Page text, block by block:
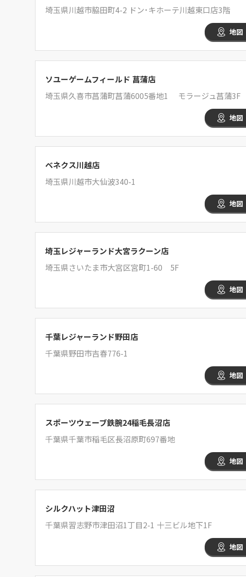
埼玉県川越市脇田町4-2 ドン･キホーテ川越東口店3階
地図
ソユーゲームフィールド 菖蒲店
埼玉県久喜市菖蒲町菖蒲6005番地1 モラージュ菖蒲3F
地図
ベネクス川越店
埼玉県川越市大仙波340-1
地図
埼玉レジャーランド大宮ラクーン店
埼玉県さいたま市大宮区宮町1-60 5F
地図
千葉レジャーランド野田店
千葉県野田市吉春776-1
地図
スポーツウェーブ鉄腕24稲毛長沼店
千葉県千葉市稲毛区長沼原町697番地
地図
シルクハット津田沼
千葉県習志野市津田沼1丁目2-1 十三ビル地下1F
地図